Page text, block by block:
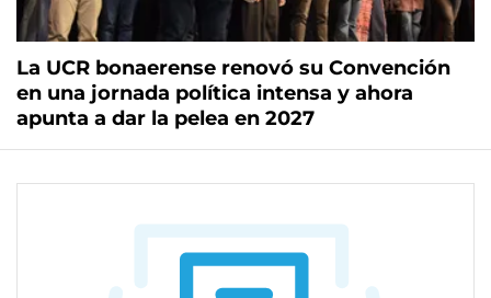
La UCR bonaerense renovó su Convención
en una jornada política intensa y ahora
apunta a dar la pelea en 2027